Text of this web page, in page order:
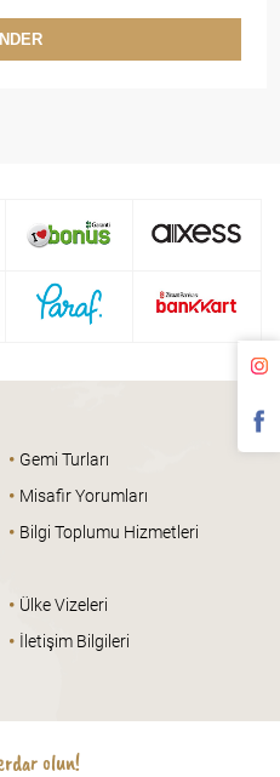
• Gemi Turları
• Misafir Yorumları
• Bilgi Toplumu Hizmetleri
• Ülke Vizeleri
• İletişim Bilgileri
olun!